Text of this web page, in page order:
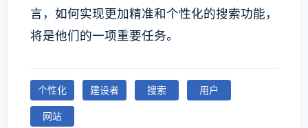
言，如何实现更加精准和个性化的搜索功能，
将是他们的一项重要任务。
个性化 建设者 搜索
用户
网站